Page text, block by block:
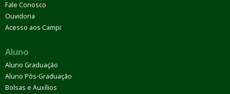
Fale Conosco
Ouvidoria
Acesso aos Campi
Aluno
Aluno Graduação
Aluno Pós-Graduação
Bolsas e Auxílios